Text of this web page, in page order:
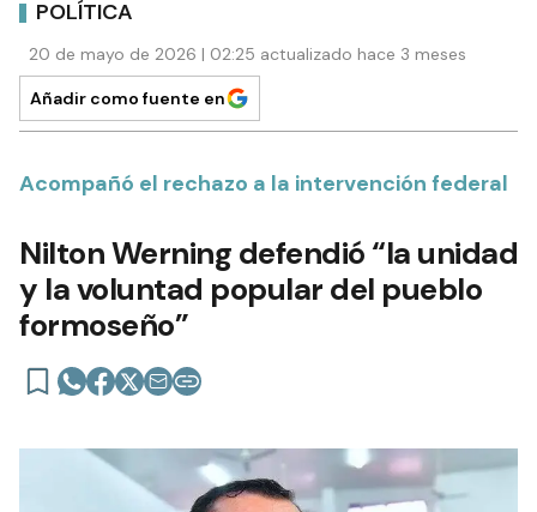
POLÍTICA
20 de mayo de 2026 | 02:25 actualizado hace 3 meses
Añadir como fuente en
Acompañó el rechazo a la intervención federal
Nilton Werning defendió “la unidad
y la voluntad popular del pueblo
formoseño”